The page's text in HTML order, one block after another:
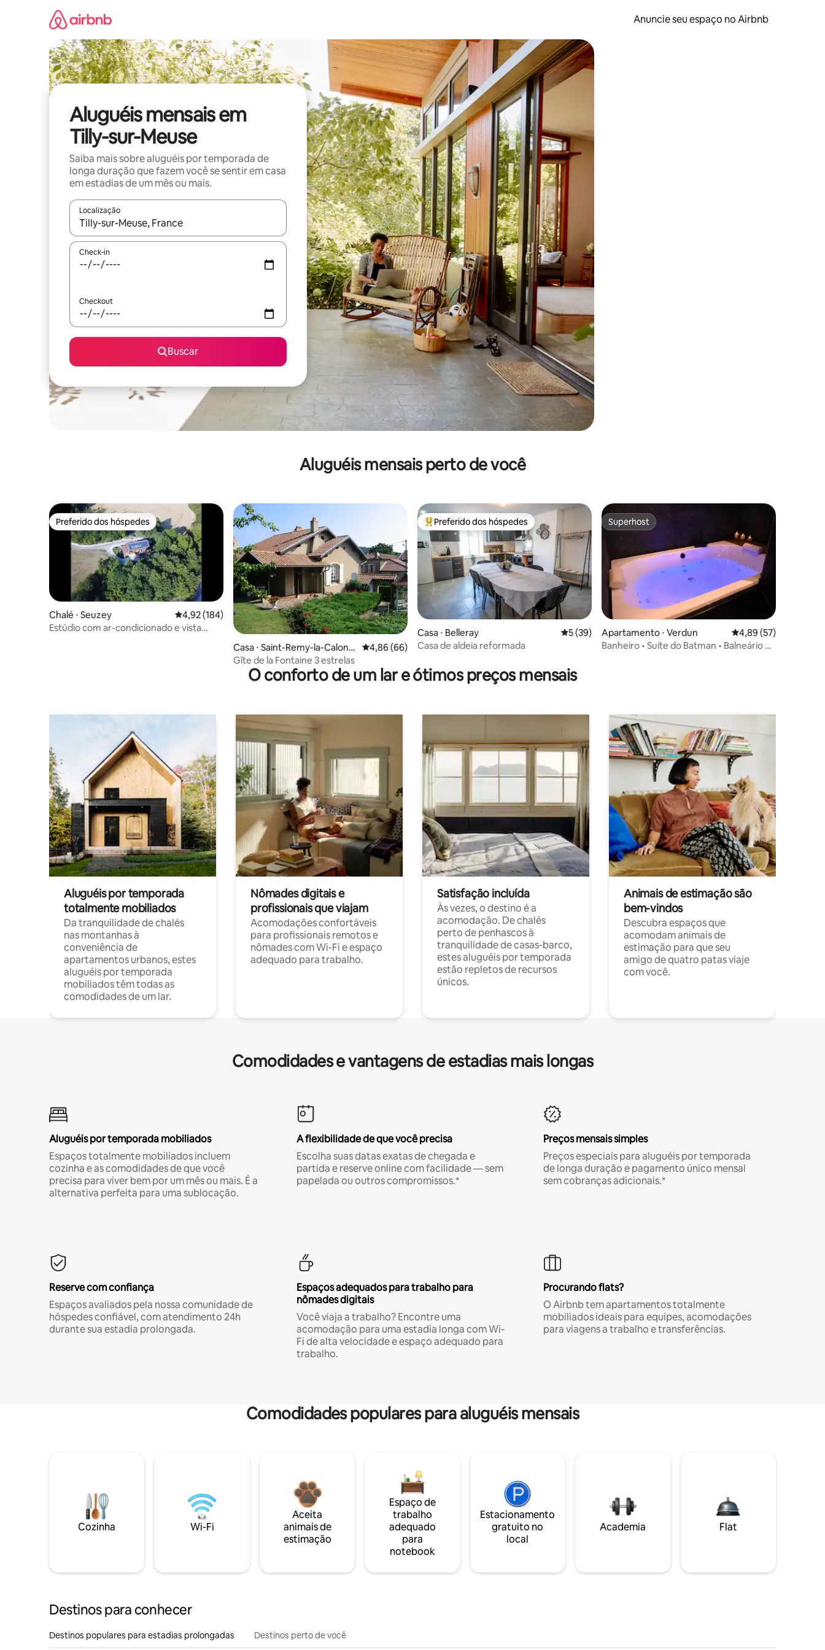
Anuncie seu espaço no Airbnb
Aluguéis mensais em
Tilly-sur-Meuse
Saiba mais sobre aluguéis por temporada de
longa duração que fazem você se sentir em casa
em estadias de um mês ou mais.
Localização
Quando os resultados estiverem disponíveis, explore-os usando as seta para cima e para baixo do teclado ou tocando e deslizando o dedo na tela.
Check-in
Checkout
Buscar
Aluguéis mensais perto de você
Preferido dos hóspedes
Preferido dos hóspedes
Chalé ⋅ Seuzey 4,92 de uma avaliação média de 5, 184 avaliações
4,92 (184)
Estúdio com ar-condicionado e vista
Casa ⋅ Saint-Remy-la-Calonn
e
4,86 de uma avaliação média de 5, 66 avaliações
4,86 (66)
Gîte de la Fontaine 3 estrelas
Entre os melhores preferidos dos hóspedes
Preferido dos hóspedes
Casa ⋅ Belleray 5 de uma avaliação média de 5, 39 avaliações
5 (39)
Casa de aldeia reformada
Superhost
Superhost
Apartamento ⋅ Verdun 4,89 de uma
4,89 (57)
Banheiro • Suíte do Batman • Balneário e
O conforto de um lar e ótimos preços mensais
Aluguéis por temporada
totalmente mobiliados
Da tranquilidade de chalés
nas montanhas à
conveniência de
apartamentos urbanos, estes
aluguéis por temporada
mobiliados têm todas as
comodidades de um lar.
Nômades digitais e
profissionais que viajam
Acomodações confortáveis
para profissionais remotos e
nômades com Wi-Fi e espaço
adequado para trabalho.
Satisfação incluída
Às vezes, o destino é a
acomodação. De chalés
perto de penhascos à
tranquilidade de casas-barco,
estes aluguéis por temporada
estão repletos de recursos
únicos.
Animais de estimação são
bem-vindos
Descubra espaços que
acomodam animais de
estimação para que seu
amigo de quatro patas viaje
com você.
Comodidades e vantagens de estadias mais longas
Aluguéis por temporada mobiliados
Espaços totalmente mobiliados incluem
cozinha e as comodidades de que você
precisa para viver bem por um mês ou mais. É a
alternativa perfeita para uma sublocação.
A flexibilidade de que você precisa
Escolha suas datas exatas de chegada e
partida e reserve online com facilidade — sem
papelada ou outros compromissos.*
Preços mensais simples
Preços especiais para aluguéis por temporada
de longa duração e pagamento único mensal
sem cobranças adicionais.*
Reserve com confiança
Espaços avaliados pela nossa comunidade de
hóspedes confiável, com atendimento 24h
durante sua estadia prolongada.
Espaços adequados para trabalho para
nômades digitais
Você viaja a trabalho? Encontre uma
acomodação para uma estadia longa com Wi-
Fi de alta velocidade e espaço adequado para
trabalho.
Procurando flats?
O Airbnb tem apartamentos totalmente
mobiliados ideais para equipes, acomodações
para viagens a trabalho e transferências.
Comodidades populares para aluguéis mensais
Cozinha Wi-Fi
Aceita
animais de
estimação
Espaço de
trabalho
adequado
para
notebook
Estacionamento
gratuito no
local
Academia Flat
Destinos para conhecer
Destinos populares para estadias prolongadas Destinos perto de você